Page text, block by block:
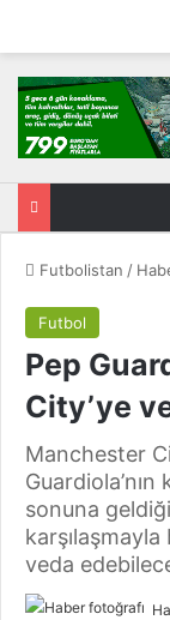
Futbolistan /
Futbol
Pep
City’ye
Manchester
sonuna
veda